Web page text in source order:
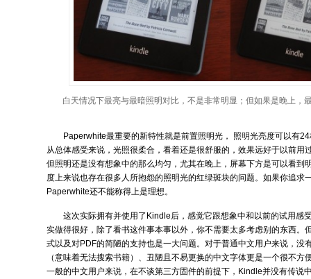
白天情况下最亮与最暗照明对比，不是非常明显；但如果是晚上，
Paperwhite最重要的新特性就是前置照明光， 照明光亮度可以有
从总体感受来说，光照很柔合，看着还是很舒服的，效果远好于以前用
但照明还是没有想象中的那么均匀，尤其在晚上，屏幕下方是可以看到
度上来说也存在很多人所抱怨的照明光的红绿斑块的问题。如果你追求
Paperwhite还不能称得上是理想。
这次实际拥有并使用了Kindle后，感觉它跟想象中和以前的试用感
实做得很好，除了看书这件事本事以外，你不需要太多考虑别的东西。
式以及对PDF的简陋的支持也是一大问题。对于普通中文用户来说，没
（意味着无法搜索书籍）、丑陋且不易更换的中文字体更是一个很不方
一般的中文用户来说，在不谈第三方固件的前提下，Kindle并没有传说